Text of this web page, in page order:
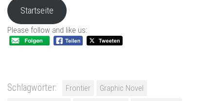
Startseite
Please follow and like us:
Schlagwörter: Frontier
Graphic Novel